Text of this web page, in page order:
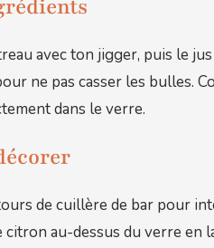
avec ton jigger, puis le
ne pas casser les bulles.
dans le verre.
de cuillère de bar pour
citron au-dessus du verre